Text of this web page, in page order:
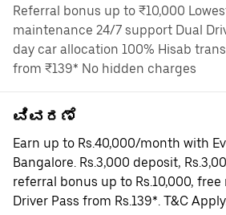
Referral bonus up to ₹10,000
maintenance 24/7 support Dual
day car allocation 100% Hisab
from ₹139* No hidden charges
ವಿವರಣೆ
Earn up to Rs.40,000/month with
Bangalore. Rs.3,000 deposit,
referral bonus up to Rs.10,000,
Driver Pass from Rs.139*. T&C